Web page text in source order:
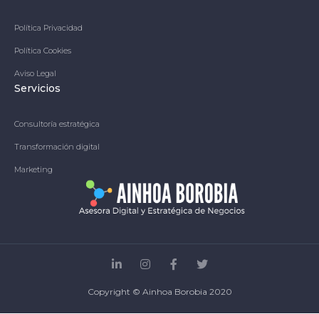
Servicios
Consultoría estratégica
Transformación digital
Marketing
Política Privacidad
Política Cookies
Aviso Legal
​​Copyright © Ainhoa Borobia 2020